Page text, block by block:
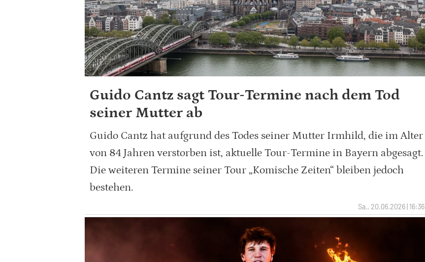
Guido Cantz sagt Tour-Termine nach dem Tod
seiner Mutter ab
Guido Cantz hat aufgrund des Todes seiner Mutter Irmhild, die im Alter
von 84 Jahren verstorben ist, aktuelle Tour-Termine in Bayern abgesagt.
Die weiteren Termine seiner Tour „Komische Zeiten“ bleiben jedoch
bestehen.
Sa., 20.06.2026 | 16:36